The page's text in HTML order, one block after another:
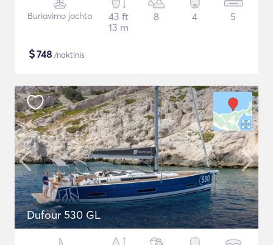
Buriavimo jachta
43 ft
13 m
8 4 5
$748 /naktinis
Dufour 530 GL